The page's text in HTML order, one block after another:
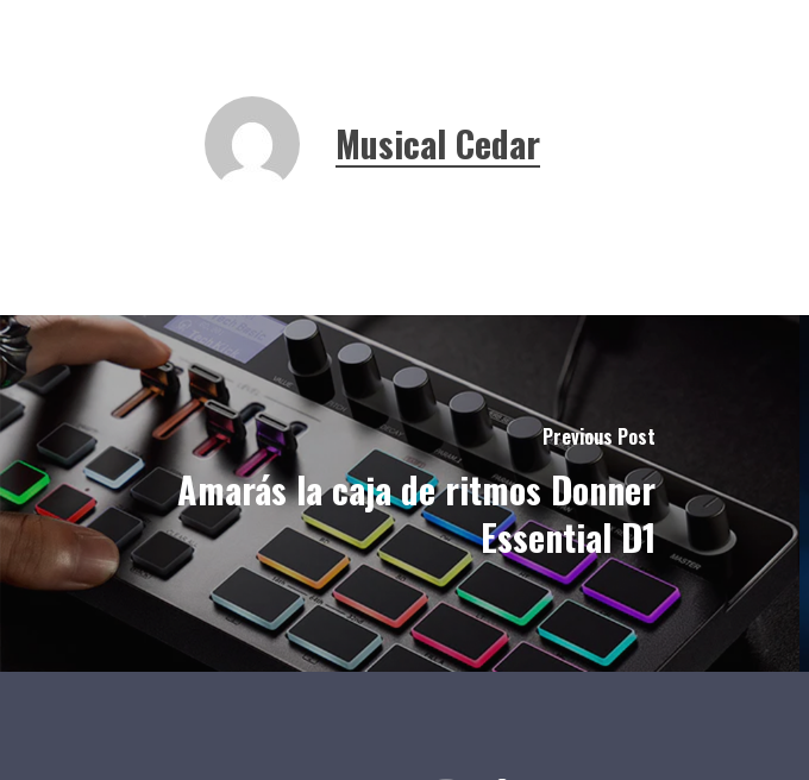
Musical Cedar
Previous Post
Amarás la caja de ritmos Donner
Essential D1